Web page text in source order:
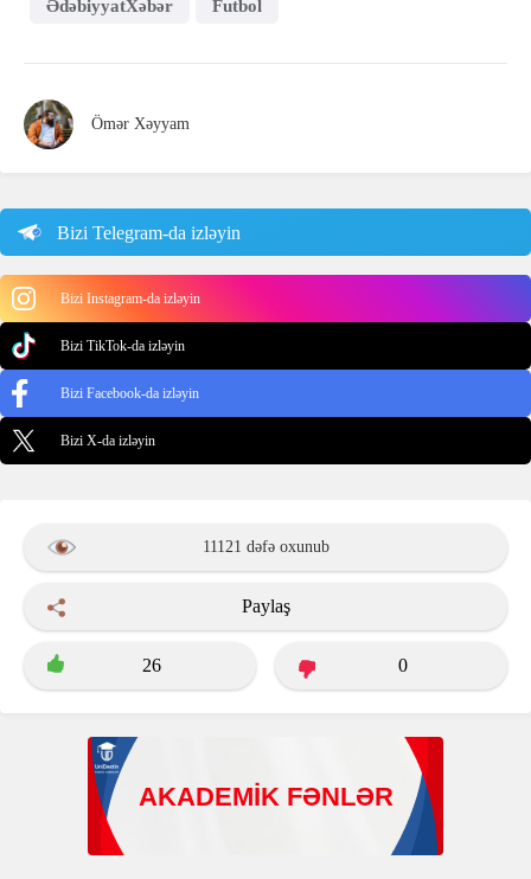
ƏdəbiyyatXəbər Futbol
Ömər Xəyyam
Bizi Telegram-da izləyin
Bizi Instagram-da izləyin
Bizi TikTok-da izləyin
Bizi Facebook-da izləyin
Bizi X-da izləyin
11121 dəfə oxunub
Paylaş
26 0